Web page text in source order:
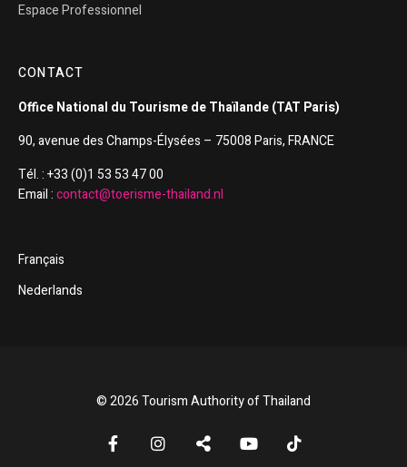
Espace Professionnel
CONTACT
Office National du Tourisme de Thaïlande (TAT Paris)
90, avenue des Champs-Élysées – 75008 Paris, FRANCE
Tél. : +33 (0)1 53 53 47 00
Email :contact@toerisme-thailand.nl
Français
Nederlands
© 2026 Tourism Authority of Thailand